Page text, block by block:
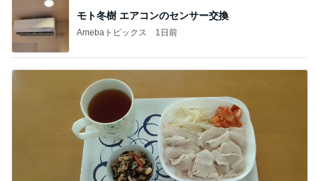
モト冬樹 エアコンのセンサー交換
Amebaトピックス 1日前